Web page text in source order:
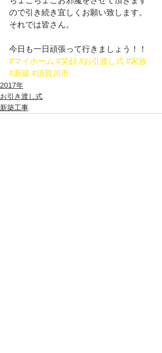
ので引き続き宜しくお願い致します。
それでは皆さん。
今日も一日頑張って行きましょう！！
#マイホーム #笑顔 #お引渡し式 #家族
#新築 #須賀川市
2017年
お引き渡し式
新築工事